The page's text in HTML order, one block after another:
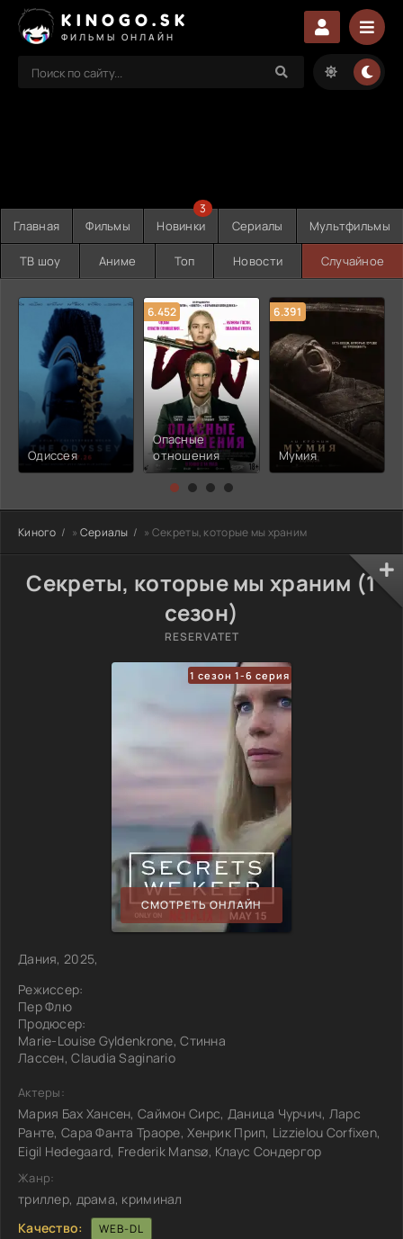
KINOGO.SK
ФИЛЬМЫ ОНЛАЙН
Главная Фильмы Новинки
3
Сериалы Мультфильмы
ТВ шоу Аниме Топ Новости Случайное
Одиссея
6.452
Опасные
отношения
6.391
Мумия
Киного » Сериалы » Секреты, которые мы храним
Секреты, которые мы храним (1
сезон)
RESERVATET
1 сезон 1-6 серия
СМОТРЕТЬ ОНЛАЙН
Дания, 2025,
Режиссер:
Пер Флю
Продюсер:
Marie-Louise Gyldenkrone, Стинна
Лассен, Claudia Saginario
Актеры:
Мария Бах Хансен, Саймон Сирс, Даница Чурчич, Ларс
Ранте, Сара Фанта Траоре, Хенрик Прип, Lizzielou Corfixen,
Eigil Hedegaard, Frederik Mansø, Клаус Сондергор
Жанр:
триллер, драма, криминал
Качество:
WEB-DL